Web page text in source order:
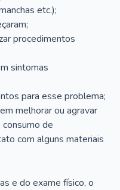
etc.);
procedimentos
sintomas
para esse problema;
melhorar ou agravar
de
com alguns materiais
e do exame físico, o